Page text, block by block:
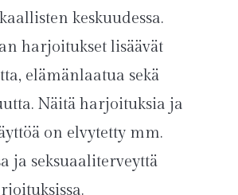
keskuudessa.
harjoitukset lisäävät
elämänlaatua sekä
Näitä harjoituksia ja
on elvytetty mm.
ja seksuaaliterveyttä